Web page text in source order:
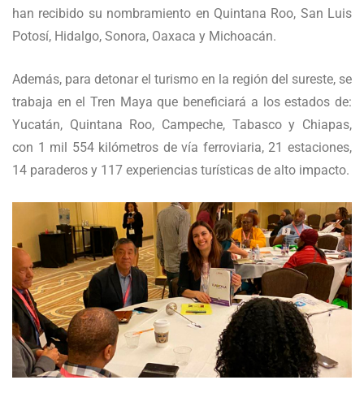
han recibido su nombramiento en Quintana Roo, San Luis
Potosí, Hidalgo, Sonora, Oaxaca y Michoacán.
Además, para detonar el turismo en la región del sureste, se
trabaja en el Tren Maya que beneficiará a los estados de:
Yucatán, Quintana Roo, Campeche, Tabasco y Chiapas,
con 1 mil 554 kilómetros de vía ferroviaria, 21 estaciones,
14 paraderos y 117 experiencias turísticas de alto impacto.